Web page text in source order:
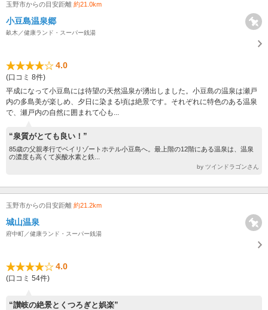
玉野市からの目安距離 約21.0km
小豆島温泉郷
畝木／健康ランド・スーパー銭湯
4.0
(口コミ 8件)
平成になって小豆島には待望の天然温泉が湧出しました。小豆島の温泉は瀬戸
内の多島美が楽しめ、夕日に染まる頃は絶景です。それぞれに特色のある温泉
で、瀬戸内の自然に囲まれて心も...
“泉質がとても良い！”
85歳の父親孝行でベイリゾートホテル小豆島へ。最上階の12階にある温泉は、温泉
の濃度も高くて炭酸水素と鉄...
by ツインドラゴンさん
玉野市からの目安距離 約21.2km
城山温泉
府中町／健康ランド・スーパー銭湯
4.0
(口コミ 54件)
“讃岐の絶景とくつろぎと娯楽”